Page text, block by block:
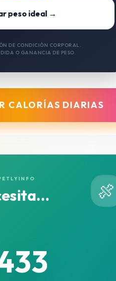
peso ideal →
DE CONDICIÓN CORPORAL.
O GANANCIA DE PESO.
CALORÍAS DIARIAS
🍖